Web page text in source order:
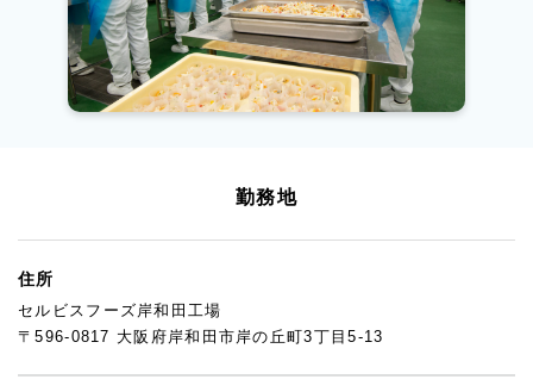
勤務地
住所
セルビスフーズ岸和田工場
〒596-0817 大阪府岸和田市岸の丘町3丁目5-13